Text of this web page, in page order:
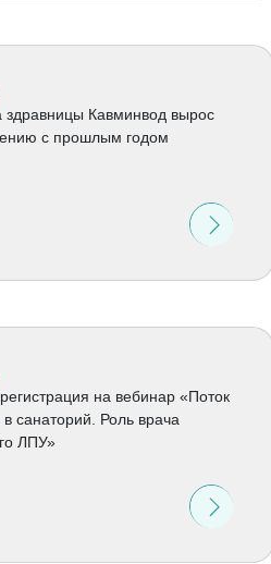
здравницы Кавминвод вырос
с прошлым годом
на вебинар «Поток
в санаторий. Роль врача
ЛПУ»